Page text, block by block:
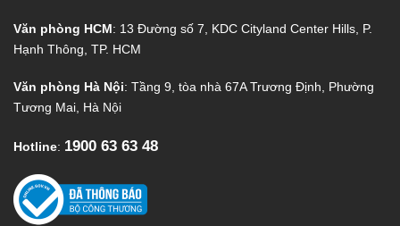
Văn phòng HCM: 13 Đường số 7, KDC Cityland Center Hills, P.
Hạnh Thông, TP. HCM
Văn phòng Hà Nội: Tầng 9, tòa nhà 67A Trương Định, Phường
Tương Mai, Hà Nội
Hotline: 1900 63 63 48